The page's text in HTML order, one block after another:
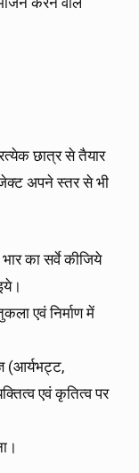
छात्र से तैयार
अपने स्तर से भी
का सर्वे कीजिये
एवं निर्माण में
(आर्यभट्ट,
एवं कृतित्व पर